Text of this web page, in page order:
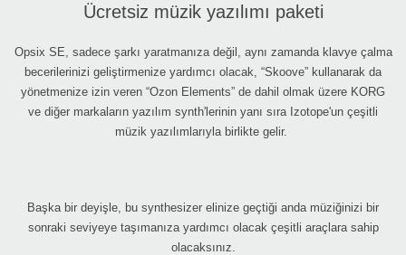
Ücretsiz müzik yazılımı paketi
Opsix SE, sadece şarkı yaratmanıza değil, aynı zamanda klavye çalma
becerilerinizi geliştirmenize yardımcı olacak, “Skoove” kullanarak da
yönetmenize izin veren “Ozon Elements” de dahil olmak üzere KORG
ve diğer markaların yazılım synth'lerinin yanı sıra Izotope'un çeşitli
müzik yazılımlarıyla birlikte gelir.
Başka bir deyişle, bu synthesizer elinize geçtiği anda müziğinizi bir
sonraki seviyeye taşımanıza yardımcı olacak çeşitli araçlara sahip
olacaksınız.